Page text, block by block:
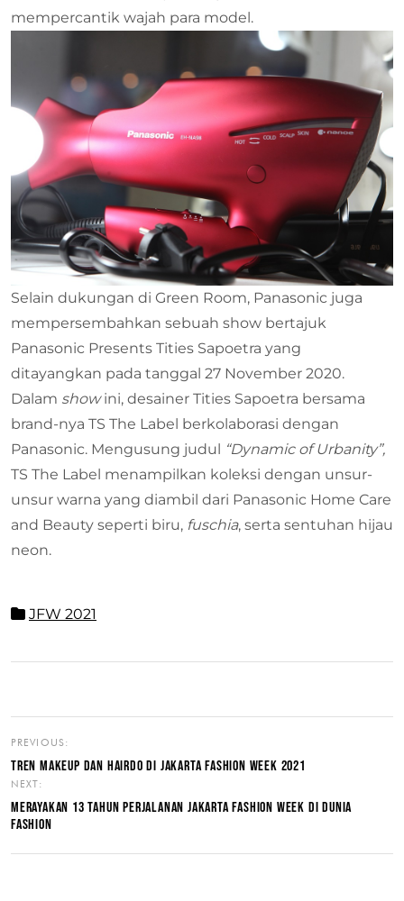
mempercantik wajah para model.
Selain dukungan di Green Room, Panasonic juga
mempersembahkan sebuah show bertajuk
Panasonic Presents Tities Sapoetra yang
ditayangkan pada tanggal 27 November 2020.
Dalam showini, desainer Tities Sapoetra bersama
brand-nya TS The Label berkolaborasi dengan
Panasonic. Mengusung judul “Dynamic of Urbanity”,
TS The Label menampilkan koleksi dengan unsur-
unsur warna yang diambil dari Panasonic Home Care
and Beauty seperti biru, fuschia, serta sentuhan hijau
neon.
JFW 2021
PREVIOUS:
TREN MAKEUP DAN HAIRDO DI JAKARTA FASHION WEEK 2021
NEXT:
MERAYAKAN 13 TAHUN PERJALANAN JAKARTA FASHION WEEK DI DUNIA
FASHION